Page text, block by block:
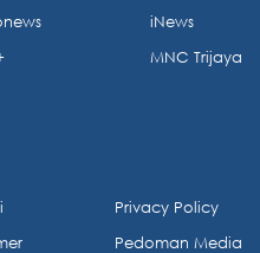
iNews
MNC Trijaya
Privacy Policy
Pedoman Media